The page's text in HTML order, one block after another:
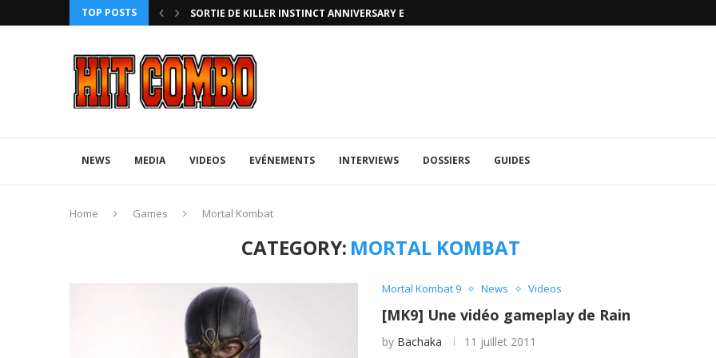
TOP POSTS
AVEC ROLLBACK... SORTIE DE KILLER INSTINCT ANNIVERSARY EDITION
NEWS MEDIA VIDEOS EVÉNEMENTS INTERVIEWS DOSSIERS GUIDES
Home Games Mortal Kombat
CATEGORY: MORTAL KOMBAT
Mortal Kombat 9 News Videos
[MK9] Une vidéo gameplay de Rain
by Bachaka 11 juillet 2011